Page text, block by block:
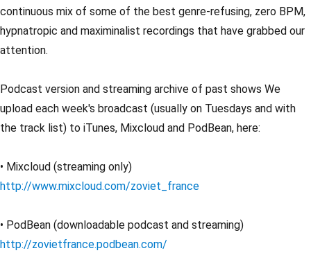
continuous mix of some of the best genre-refusing, zero BPM,
hypnatropic and maximinalist recordings that have grabbed our
attention.
Podcast version and streaming archive of past shows We
upload each week's broadcast (usually on Tuesdays and with
the track list) to iTunes, Mixcloud and PodBean, here:
• Mixcloud (streaming only)
http://www.mixcloud.com/zoviet_france
• PodBean (downloadable podcast and streaming)
http://zovietfrance.podbean.com/